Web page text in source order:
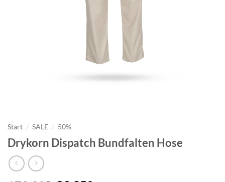
Start / SALE / 50%
Drykorn Dispatch Bundfalten Hose